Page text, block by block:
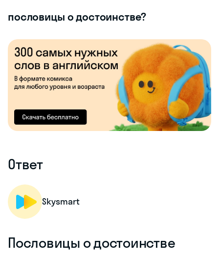
пословицы о достоинстве?
Ответ
Skysmart
Пословицы о достоинстве